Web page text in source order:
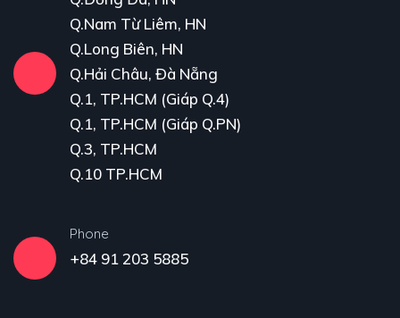
Q.Nam Từ Liêm, HN
Q.Long Biên, HN
Q.Hải Châu, Đà Nẵng
Q.1, TP.HCM (Giáp Q.4)
Q.1, TP.HCM (Giáp Q.PN)
Q.3, TP.HCM
Q.10 TP.HCM
Phone
+84 91 203 5885